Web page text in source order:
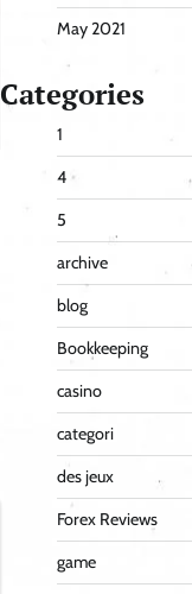
May 2021
Categories
1
4
5
archive
blog
Bookkeeping
casino
categori
des jeux
Forex Reviews
game